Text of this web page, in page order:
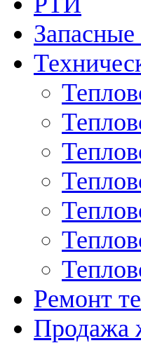
Запасные
Ремонт
Продажа